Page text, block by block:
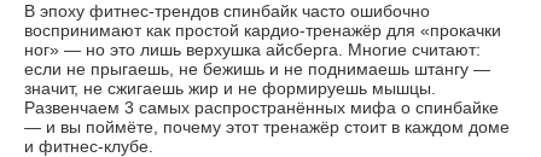
В эпоху фитнес-трендов спинбайк часто ошибочно
воспринимают как простой кардио-тренажёр для «прокачки
ног» — но это лишь верхушка айсберга. Многие считают:
если не прыгаешь, не бежишь и не поднимаешь штангу —
значит, не сжигаешь жир и не формируешь мышцы.
Развенчаем 3 самых распространённых мифа о спинбайке
— и вы поймёте, почему этот тренажёр стоит в каждом доме
и фитнес-клубе.